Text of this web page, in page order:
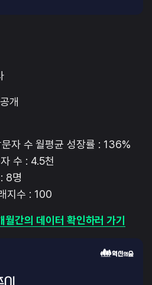
개
자 수 월평균 성장률 : 136%
수 : 4.5천
8명
지수 : 100
간의 데이터 확인하러 가기